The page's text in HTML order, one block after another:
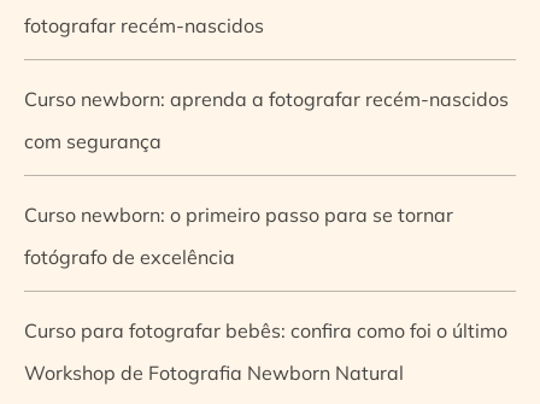
fotografar recém-nascidos
Curso newborn: aprenda a fotografar recém-nascidos
com segurança
Curso newborn: o primeiro passo para se tornar
fotógrafo de excelência
Curso para fotografar bebês: confira como foi o último
Workshop de Fotografia Newborn Natural